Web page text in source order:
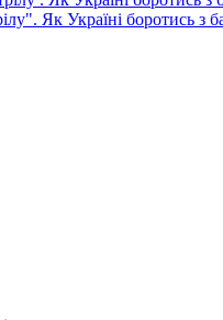
Як Україні боротись з